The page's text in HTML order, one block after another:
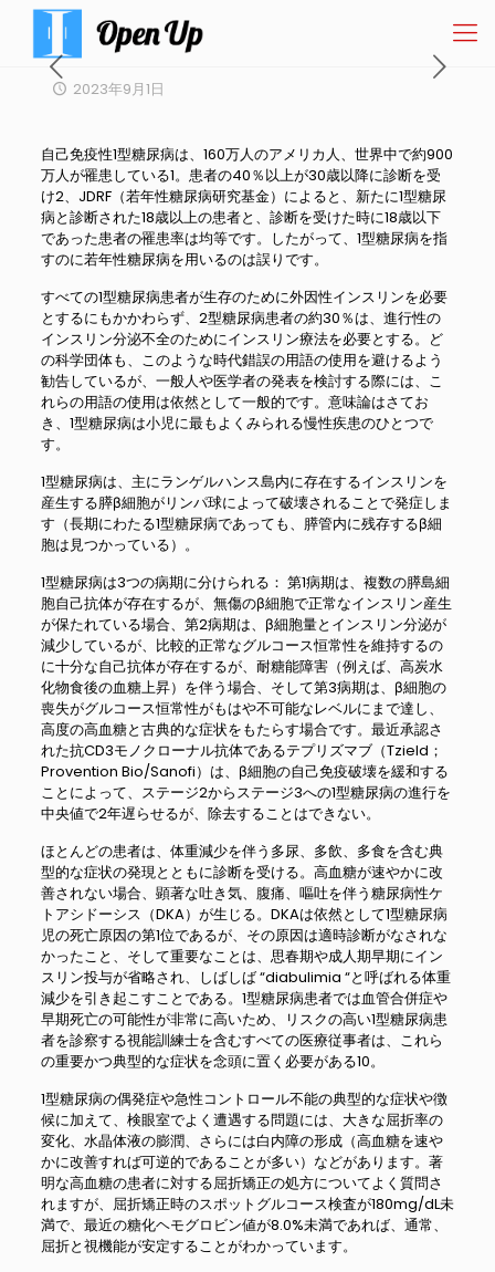
2023年9月1日
自己免疫性1型糖尿病は、160万人のアメリカ人、世界中で約900
万人が罹患している1。患者の40％以上が30歳以降に診断を受
け2、JDRF（若年性糖尿病研究基金）によると、新たに1型糖尿
病と診断された18歳以上の患者と、診断を受けた時に18歳以下
であった患者の罹患率は均等です。したがって、1型糖尿病を指
すのに若年性糖尿病を用いるのは誤りです。
すべての1型糖尿病患者が生存のために外因性インスリンを必要
とするにもかかわらず、2型糖尿病患者の約30％は、進行性の
インスリン分泌不全のためにインスリン療法を必要とする。ど
の科学団体も、このような時代錯誤の用語の使用を避けるよう
勧告しているが、一般人や医学者の発表を検討する際には、こ
れらの用語の使用は依然として一般的です。意味論はさてお
き、1型糖尿病は小児に最もよくみられる慢性疾患のひとつで
す。
1型糖尿病は、主にランゲルハンス島内に存在するインスリンを
産生する膵β細胞がリンパ球によって破壊されることで発症しま
す（長期にわたる1型糖尿病であっても、膵管内に残存するβ細
胞は見つかっている）。
1型糖尿病は3つの病期に分けられる： 第1病期は、複数の膵島細
胞自己抗体が存在するが、無傷のβ細胞で正常なインスリン産生
が保たれている場合、第2病期は、β細胞量とインスリン分泌が
減少しているが、比較的正常なグルコース恒常性を維持するの
に十分な自己抗体が存在するが、耐糖能障害（例えば、高炭水
化物食後の血糖上昇）を伴う場合、そして第3病期は、β細胞の
喪失がグルコース恒常性がもはや不可能なレベルにまで達し、
高度の高血糖と古典的な症状をもたらす場合です。最近承認さ
れた抗CD3モノクローナル抗体であるテプリズマブ（Tzield；
Provention Bio/Sanofi）は、β細胞の自己免疫破壊を緩和する
ことによって、ステージ2からステージ3への1型糖尿病の進行を
中央値で2年遅らせるが、除去することはできない。
ほとんどの患者は、体重減少を伴う多尿、多飲、多食を含む典
型的な症状の発現とともに診断を受ける。高血糖が速やかに改
善されない場合、顕著な吐き気、腹痛、嘔吐を伴う糖尿病性ケ
トアシドーシス（DKA）が生じる。DKAは依然として1型糖尿病
児の死亡原因の第1位であるが、その原因は適時診断がなされな
かったこと、そして重要なことは、思春期や成人期早期にイン
スリン投与が省略され、しばしば “diabulimia “と呼ばれる体重
減少を引き起こすことである。1型糖尿病患者では血管合併症や
早期死亡の可能性が非常に高いため、リスクの高い1型糖尿病患
者を診察する視能訓練士を含むすべての医療従事者は、これら
の重要かつ典型的な症状を念頭に置く必要がある10。
1型糖尿病の偶発症や急性コントロール不能の典型的な症状や徴
候に加えて、検眼室でよく遭遇する問題には、大きな屈折率の
変化、水晶体液の膨潤、さらには白内障の形成（高血糖を速や
かに改善すれば可逆的であることが多い）などがあります。著
明な高血糖の患者に対する屈折矯正の処方についてよく質問さ
れますが、屈折矯正時のスポットグルコース検査が180mg/dL未
満で、最近の糖化ヘモグロビン値が8.0%未満であれば、通常、
屈折と視機能が安定することがわかっています。